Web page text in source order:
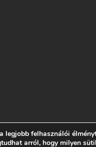
legjobb felhasználói
arról, hogy milyen